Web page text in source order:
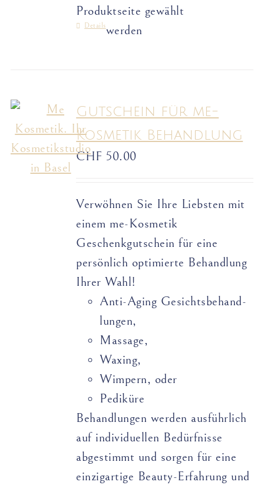
Produktseite gewählt
werden
Details
Gutschein für me-
Kosmetik Behandlung
CHF 50.00
Verwöhnen Sie Ihre Liebsten mit
einem me-Kosmetik
Geschenkgutschein für eine
persönlich optimierte Behandlung
Ihrer Wahl!
Anti-Aging Gesichts­­­­behand­­
lungen,
Massage,
Waxing,
Wimpern, oder
Pediküre
Behandlungen werden ausführlich
auf individuellen Bedürfnisse
abgestimmt und sorgen für eine
einzigartige Beauty-Erfahrung und